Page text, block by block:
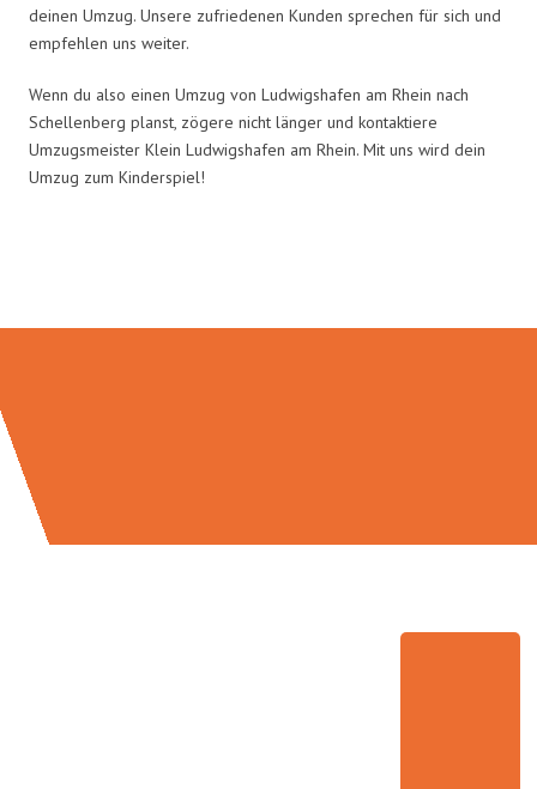
deinen Umzug. Unsere zufriedenen Kunden sprechen für sich und
empfehlen uns weiter.
Wenn du also einen Umzug von Ludwigshafen am Rhein nach
Schellenberg planst, zögere nicht länger und kontaktiere
Umzugsmeister Klein Ludwigshafen am Rhein. Mit uns wird dein
Umzug zum Kinderspiel!